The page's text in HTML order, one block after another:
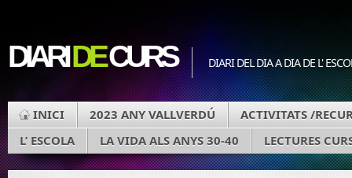
DIARIDECURS DIARI DEL DIA A DIA DE L'
INICI 2023 ANY VALLVERDÚ
ACTIVITATS /
L’ ESCOLA
LA VIDA ALS ANYS 30-40 LECTURES